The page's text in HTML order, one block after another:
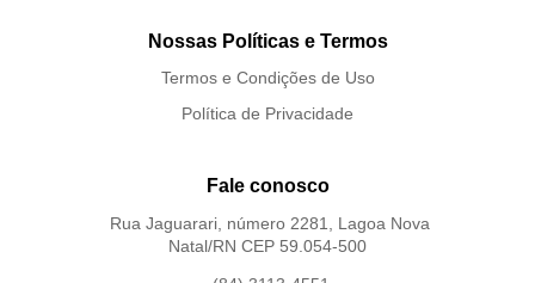
Nossas Políticas e Termos
Termos e Condições de Uso
Política de Privacidade
Fale conosco
Rua Jaguarari, número 2281, Lagoa Nova
Natal/RN CEP 59.054-500